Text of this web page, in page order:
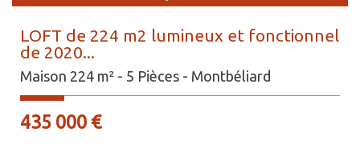
LOFT de 224 m2 lumineux et fonctionnel
de 2020...
Maison 224 m² - 5 Pièces - Montbéliard
435 000 €